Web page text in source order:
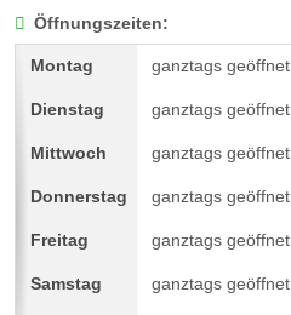
Öffnungszeiten:
ganztags geöffnet
ganztags geöffnet
ganztags geöffnet
ganztags geöffnet
ganztags geöffnet
ganztags geöffnet